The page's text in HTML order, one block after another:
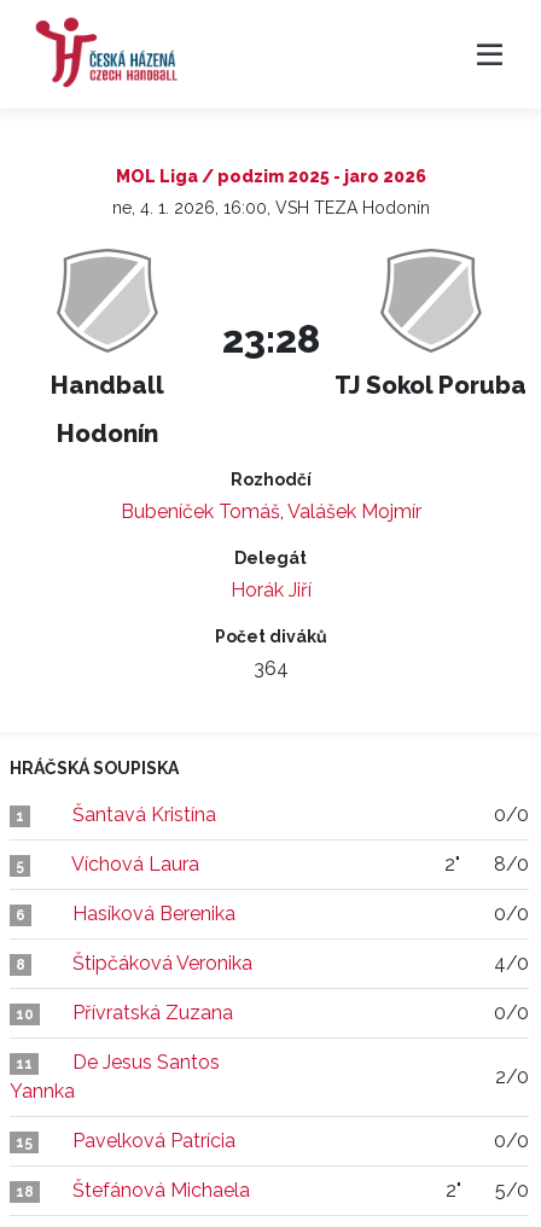
MOL Liga / podzim 2025 - jaro 2026
ne, 4. 1. 2026, 16:00, VSH TEZA Hodonín
Handball
Hodonín
23:28
TJ Sokol Poruba
Rozhodčí
Bubeníček Tomáš, Valášek Mojmír
Delegát
Horák Jiří
Počet diváků
364
HRÁČSKÁ SOUPISKA
1 Šantavá Kristína 0/0
5 Víchová Laura 2" 8/0
6 Hasíková Berenika 0/0
8 Štipčáková Veronika 4/0
10 Přívratská Zuzana 0/0
11
De Jesus Santos
Yannka
2/0
15 Pavelková Patrícia 0/0
18 Štefánová Michaela 2" 5/0